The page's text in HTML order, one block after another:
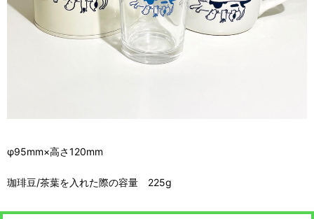
φ95mm×高さ120mm
珈琲豆/茶葉を入れた際の容量 225g